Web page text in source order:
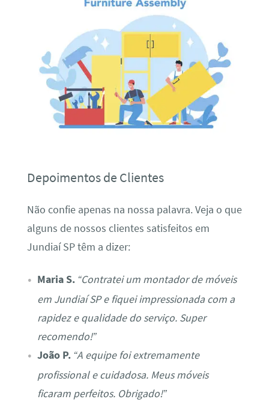
Depoimentos de Clientes
Não confie apenas na nossa palavra. Veja o que
alguns de nossos clientes satisfeitos em
Jundiaí SP têm a dizer:
Maria S. “Contratei um montador de móveis
em Jundiaí SP e fiquei impressionada com a
rapidez e qualidade do serviço. Super
recomendo!”
João P. “A equipe foi extremamente
profissional e cuidadosa. Meus móveis
ficaram perfeitos. Obrigado!”